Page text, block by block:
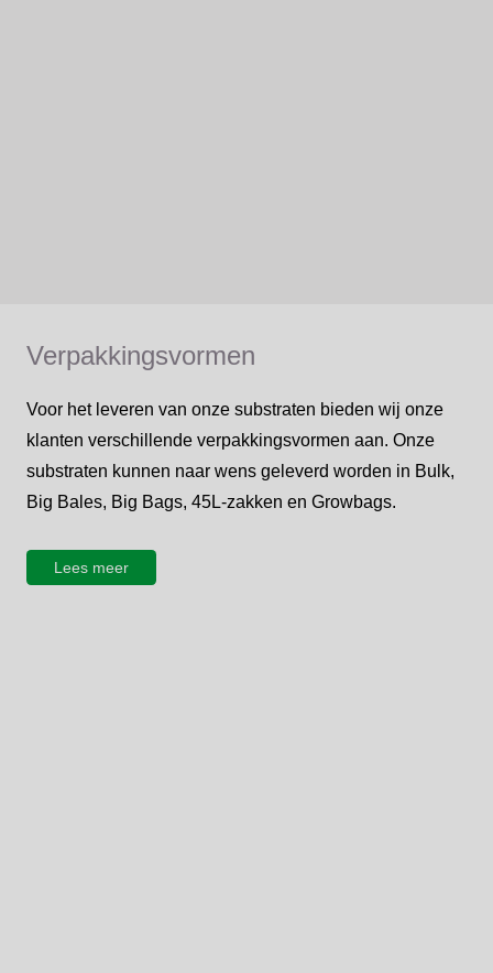
Verpakkingsvormen
Voor het leveren van onze substraten bieden wij onze
klanten verschillende verpakkingsvormen aan. Onze
substraten kunnen naar wens geleverd worden in Bulk,
Big Bales, Big Bags, 45L-zakken en Growbags.
Lees meer